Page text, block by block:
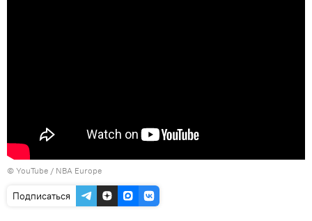
© YouTube / NBA Europe
Подписаться